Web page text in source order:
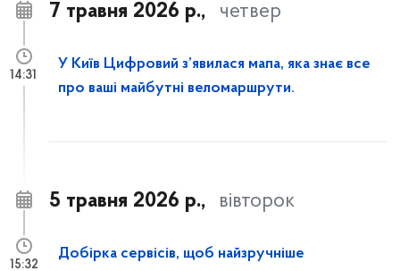
7 травня 2026 р., четвер
У Київ Цифровий з’явилася мапа, яка знає все
про ваші майбутні веломаршрути.
14:31
5 травня 2026 р., вівторок
Добірка сервісів, щоб найзручніше
15:32